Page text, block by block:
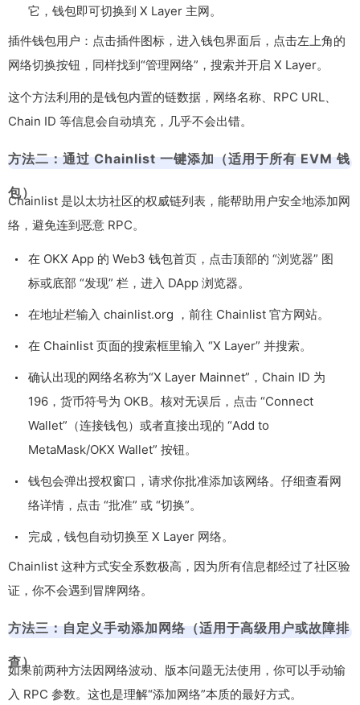
它，钱包即可切换到 X Layer 主网。
插件钱包用户：点击插件图标，进入钱包界面后，点击左上角的
网络切换按钮，同样找到“管理网络”，搜索并开启 X Layer。
这个方法利用的是钱包内置的链数据，网络名称、RPC URL、
Chain ID 等信息会自动填充，几乎不会出错。
方法二：通过 Chainlist 一键添加（适用于所有 EVM 钱
包）
Chainlist 是以太坊社区的权威链列表，能帮助用户安全地添加网
络，避免连到恶意 RPC。
在 OKX App 的 Web3 钱包首页，点击顶部的 “浏览器” 图
标或底部 “发现” 栏，进入 DApp 浏览器。
在地址栏输入 chainlist.org ，前往 Chainlist 官方网站。
在 Chainlist 页面的搜索框里输入 “X Layer” 并搜索。
确认出现的网络名称为“X Layer Mainnet”，Chain ID 为
196 ，货币符号为 OKB。核对无误后，点击 “Connect
Wallet”（连接钱包）或者直接出现的 “Add to
MetaMask/OKX Wallet” 按钮。
钱包会弹出授权窗口，请求你批准添加该网络。仔细查看网
络详情，点击 “批准” 或 “切换”。
完成，钱包自动切换至 X Layer 网络。
Chainlist 这种方式安全系数极高，因为所有信息都经过了社区验
证，你不会遇到冒牌网络。
方法三：自定义手动添加网络（适用于高级用户或故障排
查）
如果前两种方法因网络波动、版本问题无法使用，你可以手动输
入 RPC 参数。这也是理解“添加网络”本质的最好方式。